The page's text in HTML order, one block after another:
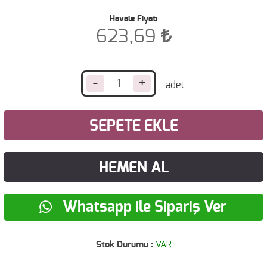
Havale Fiyatı
623,69
- +
SEPETE EKLE
HEMEN AL
Whatsapp ile Sipariş Ver
Stok Durumu : VAR